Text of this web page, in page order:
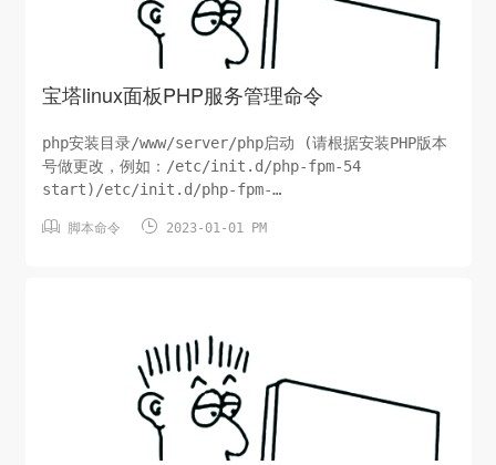
宝塔linux面板PHP服务管理命令
php安装目录/www/server/php启动 (请根据安装PHP版本
号做更改，例如：/etc/init.d/php-fpm-54
start)/etc/init.d/php-fpm-
据安装PHP版本号做更改，例如：/etc/init.d/php-fpm-
 脚本命令  2023-01-01 PM